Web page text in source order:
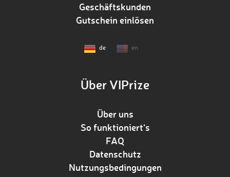
Geschäftskunden
Gutschein einlösen
de en
Über VIPrize
Über uns
So funktioniert‘s
FAQ
Datenschutz
Nutzungsbedingungen